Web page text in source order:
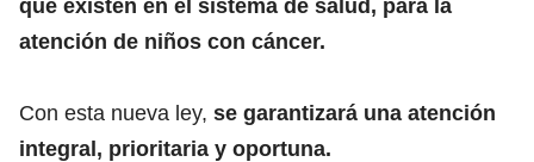
que existen en el sistema de salud, para la
atención de niños con cáncer.
Con esta nueva ley, se garantizará una atención
integral, prioritaria y oportuna.